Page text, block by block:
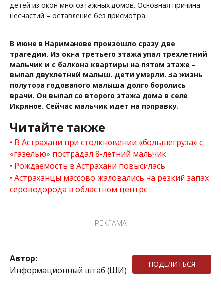
детей из окон многоэтажных домов. Основная причина
несчастий – оставление без присмотра.
В июне в Нариманове произошло сразу две
трагедии. Из окна третьего этажа упал трехлетний
мальчик и с балкона квартиры на пятом этаже –
выпал двухлетний малыш. Дети умерли. За жизнь
полутора годовалого малыша долго боролись
врачи. Он выпал со второго этажа дома в селе
Икряное. Сейчас мальчик идет на поправку.
Читайте также
В Астрахани при столкновении «большегруза» с
«газелью» пострадал 8-летний мальчик
Рождаемость в Астрахани повысилась
Астраханцы массово жаловались на резкий запах
сероводорода в областном центре
РЕКЛАМА
Автор:
Информационный штаб (ШИ)
ПОДЕЛИТЬСЯ